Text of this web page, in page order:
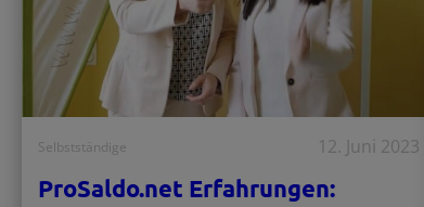
Selbstständige 12. Juni 2023
ProSaldo.net Erfahrungen: